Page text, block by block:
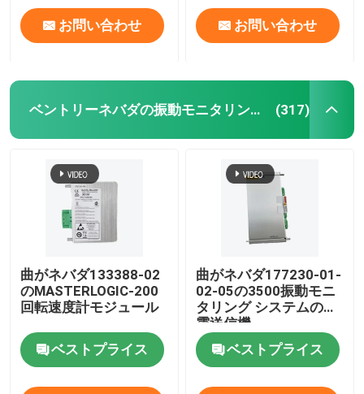
お問い合わせ お問い合わせ
ベントリーネバダの振動モニタリングシステム (317)
曲がネバダ133388-02
のMASTERLOGIC-200
回転速度計モジュール
ベストプライス
曲がネバダ177230-01-
02-05の3500振動モニ
タリング システムの地
震送信機
ベストプライス